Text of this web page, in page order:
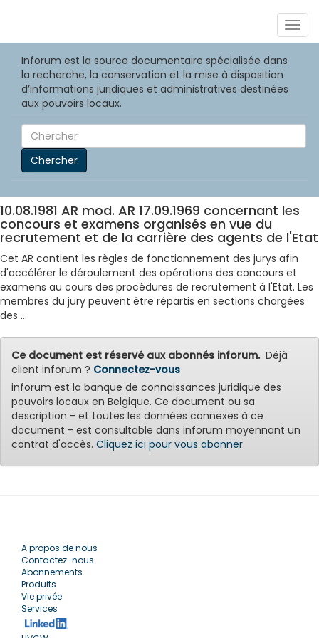
Inforum est la source documentaire spécialisée dans
la recherche, la conservation et la mise à disposition
d’informations juridiques et administratives destinées
aux pouvoirs locaux.
Chercher
10.08.1981 AR mod. AR 17.09.1969 concernant les
concours et examens organisés en vue du
recrutement et de la carrière des agents de l'Etat
Cet AR contient les règles de fonctionnement des jurys afin
d'accélérer le déroulement des opérations des concours et
examens au cours des procédures de recrutement à l'Etat. Les
membres du jury peuvent être répartis en sections chargées
des ...
Ce document est réservé aux abonnés inforum.Déjà
client inforum ? Connectez-vous
inforum est la banque de connaissances juridique des
pouvoirs locaux en Belgique. Ce document ou sa
description - et toutes les données connexes à ce
document - est consultable dans inforum moyennant un
contrat d'accès. Cliquez ici pour vous abonner
A propos de nous
Contactez-nous
Abonnements
Produits
Vie privée
Services